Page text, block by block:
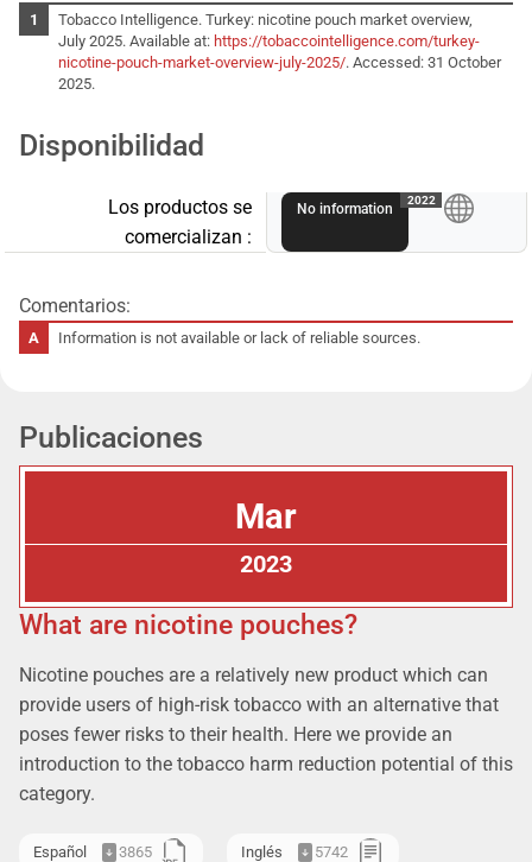
Tobacco Intelligence. Turkey: nicotine pouch market overview,
July 2025. Available at: https://tobaccointelligence.com/turkey-
nicotine-pouch-market-overview-july-2025/. Accessed: 31 October
2025.
Disponibilidad
Los productos se
comercializan :
No information
A
2022
Comentarios:
Information is not available or lack of reliable sources.
Publicaciones
Mar
2023
What are nicotine pouches?
Nicotine pouches are a relatively new product which can
provide users of high-risk tobacco with an alternative that
poses fewer risks to their health. Here we provide an
introduction to the tobacco harm reduction potential of this
category.
Español 3865 Inglés 5742